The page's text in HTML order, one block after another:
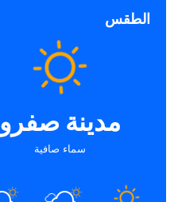
الطقس
مدينة صفرو
سماء صافية